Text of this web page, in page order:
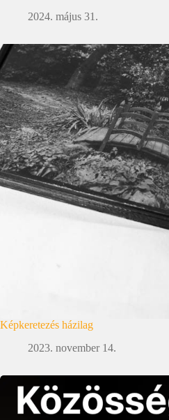
2024. május 31.
Képkeretezés házilag
2023. november 14.